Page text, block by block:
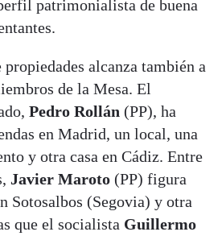
patrimonialista de buena
alcanza también a
de la Mesa. El
Pedro Rollán (PP), ha
en Madrid, un local, una
y otra casa en Cádiz. Entre
Javier Maroto (PP) figura
Sotosalbos (Segovia) y otra
que el socialista Guillermo